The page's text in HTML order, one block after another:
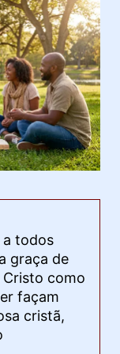
a todos
graça de
Cristo como
façam
cristã,